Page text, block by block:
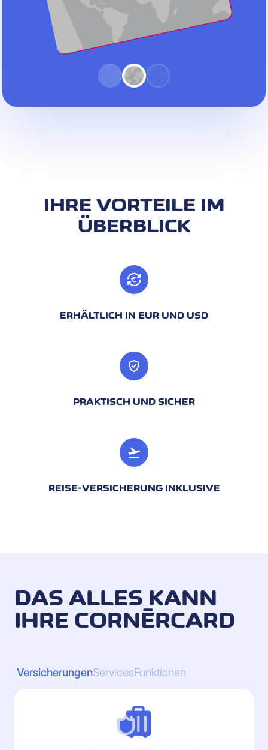
IHRE VORTEILE IM
ÜBERBLICK
ERHÄLTLICH IN EUR UND USD
verified_user
PRAKTISCH UND SICHER
flight_takeoff
REISE-VERSICHERUNG INKLUSIVE
DAS ALLES KANN
IHRE CORNÈRCARD
VersicherungenServicesFunktionen